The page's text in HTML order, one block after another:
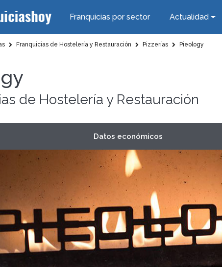
Franquicias por sector Actualidad
Franquicias de Hostelería y Restauración Pizzerías Pieology
de Hostelería y Restauración
Datos económicos